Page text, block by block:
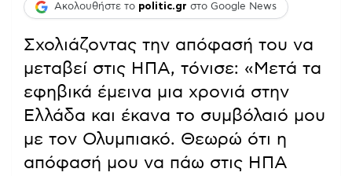
Ακολουθήστε το politic.gr στο Google News
Σχολιάζοντας την απόφασή του να
μεταβεί στις ΗΠΑ, τόνισε: «Μετά τα
εφηβικά έμεινα μια χρονιά στην
Ελλάδα και έκανα το συμβόλαιό μου
με τον Ολυμπιακό. Θεωρώ ότι η
απόφασή μου να πάω στις ΗΠΑ